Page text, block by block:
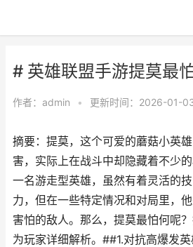
# 英雄联盟手游提莫最
作者： admin • 更新时间：2026-01-
摘要：提莫，这个可爱的蘑菇小英
害，实际上在战斗中却隐藏着不少
一名游走型英雄，虽然有着灵活的
力，但在一些特定情况和对局里，
害怕的敌人。那么，提莫最怕何呢
为玩家详细解析。##1.对抗高爆发